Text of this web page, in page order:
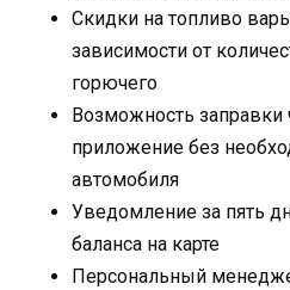
Скидки на топливо
зависимости от
горючего
Возможность
приложение без
автомобиля
Уведомление за пять
баланса на карте
Персональный